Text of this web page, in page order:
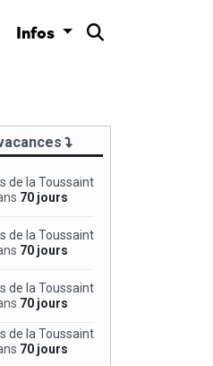
Infos
de la Toussaint
70 jours
de la Toussaint
70 jours
de la Toussaint
70 jours
de la Toussaint
70 jours